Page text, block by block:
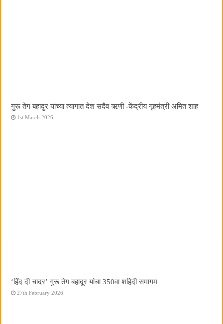
गुरू तेग बहादुर यांच्या त्यागात देश सदैव ऋणी -केंद्रीय गृहमंत्री अमित शाह
1st March 2026
‘हिंद दी चादर’ गुरू तेग बहादूर यांचा 350वा शहिदी समागम
27th February 2026